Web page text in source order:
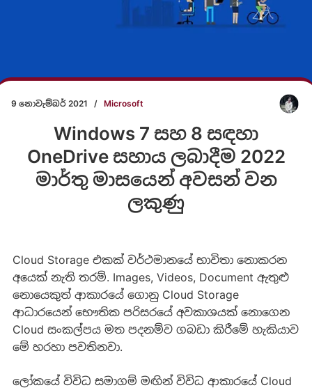
9 නොවැම්බර් 2021 / Microsoft
Windows 7 සහ 8 සඳහා
OneDrive සහාය ලබාදීම 2022
මාර්තු මාසයෙන් අවසන් වන
ලකුණු
Cloud Storage එකක් වර්ථමානයේ භාවිතා නොකරන
අයෙක් නැති තරම්. Images, Videos, Document ඇතුළු
නොයෙකුත් ආකාරයේ ගොනු Cloud Storage
ආධාරයෙන් භෞතික පරිසරයේ අවකාශයක් නොගෙන
Cloud සංකල්පය මත පදනම්ව ගබඩා කිරීමේ හැකියාව
මේ හරහා පවතිනවා.
ලෝකයේ විවිධ සමාගම් මඟින් විවිධ ආකාරයේ Cloud